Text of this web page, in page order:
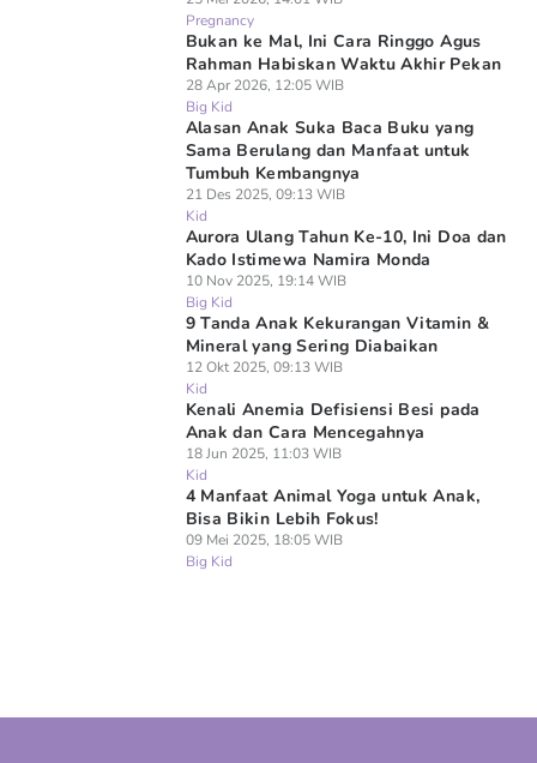
Pregnancy
Bukan ke Mal, Ini Cara Ringgo Agus
Rahman Habiskan Waktu Akhir Pekan
28 Apr 2026, 12:05 WIB
Big Kid
Alasan Anak Suka Baca Buku yang
Sama Berulang dan Manfaat untuk
Tumbuh Kembangnya
21 Des 2025, 09:13 WIB
Kid
Aurora Ulang Tahun Ke-10, Ini Doa dan
Kado Istimewa Namira Monda
10 Nov 2025, 19:14 WIB
Big Kid
9 Tanda Anak Kekurangan Vitamin &
Mineral yang Sering Diabaikan
12 Okt 2025, 09:13 WIB
Kid
Kenali Anemia Defisiensi Besi pada
Anak dan Cara Mencegahnya
18 Jun 2025, 11:03 WIB
Kid
4 Manfaat Animal Yoga untuk Anak,
Bisa Bikin Lebih Fokus!
09 Mei 2025, 18:05 WIB
Big Kid